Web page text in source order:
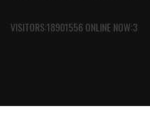
VISITORS:18901556 ONLINE NOW:3